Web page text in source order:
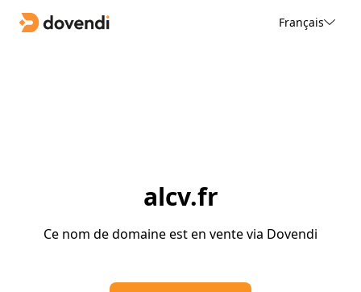
Français
alcv.fr
Ce nom de domaine est en vente via Dovendi